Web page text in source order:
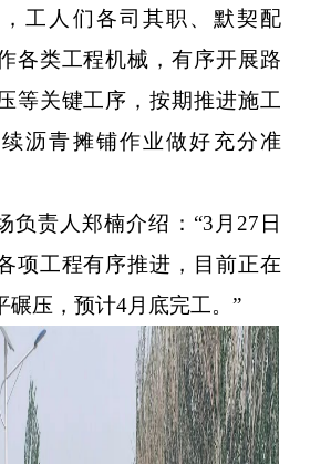
工人们各司其职、默契配
各类工程机械，有序开展路
等关键工序，按期推进施工
沥青摊铺作业做好充分准
负责人郑楠介绍： “3月27日
项工程有序推进，目前正在
碾压，预计4月底完工。”